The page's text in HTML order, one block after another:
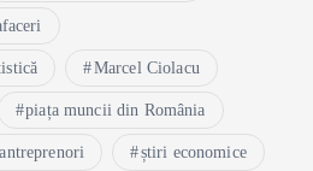
Marcel Ciolacu
piața muncii din România
știri economice